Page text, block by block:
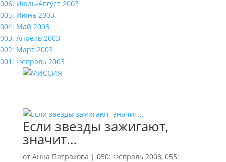
006: Июль-Август 2003
005: Июнь 2003
004: Май 2003
003: Апрель 2003
002: Март 2003
001: Февраль 2003
Если звезды зажигают,
значит…
от Анна Патракова | 050: Февраль 2008, 055: